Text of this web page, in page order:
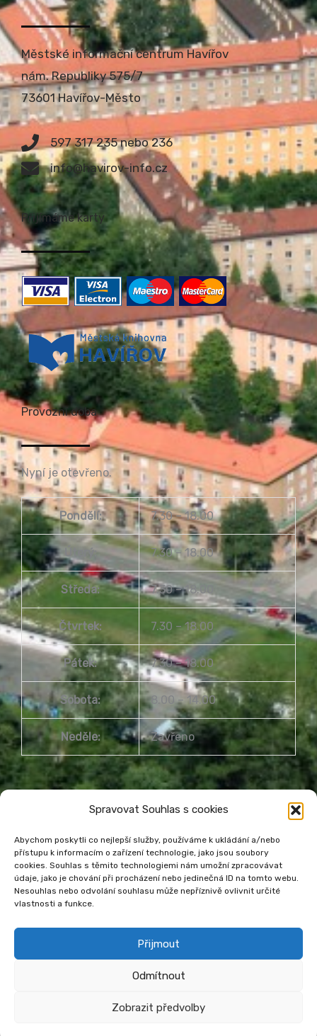
Spravovat Souhlas s cookies
Abychom poskytli co nejlepší služby, používáme k ukládání a/nebo
přístupu k informacím o zařízení technologie, jako jsou soubory
cookies. Souhlas s těmito technologiemi nám umožní zpracovávat
údaje, jako je chování při procházení nebo jedinečná ID na tomto webu.
Nesouhlas nebo odvolání souhlasu může nepříznivě ovlivnit určité
vlastnosti a funkce.
Přijmout
Odmítnout
Zobrazit předvolby
Městské informační centrum Havířov
nám. Republiky 575/7
73601 Havířov-Město
597 317 235 nebo 236
info@havirov-info.cz
Přijímáme karty
Provozní doba
Nyní je otevřeno.
Pondělí: 7.30 – 18.00
Úterý: 7.30 – 18.00
Středa: 7.30 – 18.00
Čtvrtek: 7.30 – 18.00
Pátek: 7.30 – 18.00
Sobota: 8.00 – 14.00
Neděle: Zavřeno
Městská knihovna Havířov
Prohlášení o přístupnosti webu
Zásady cookies